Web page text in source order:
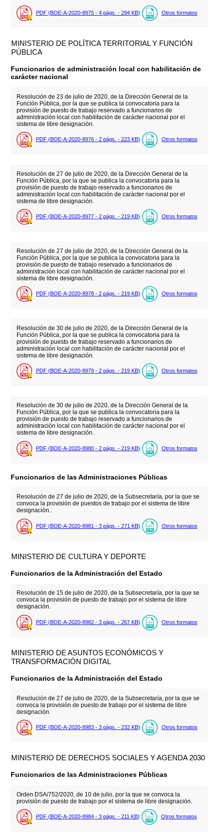
PDF (BOE-A-2020-8975 - 4 págs. - 294 KB) Otros formatos
MINISTERIO DE POLÍTICA TERRITORIAL Y FUNCIÓN
PÚBLICA
Funcionarios de administración local con habilitación de
carácter nacional
Resolución de 23 de julio de 2020, de la Dirección General de la
Función Pública, por la que se publica la convocatoria para la
provisión de puesto de trabajo reservado a funcionarios de
administración local con habilitación de carácter nacional por el
sistema de libre designación.
PDF (BOE-A-2020-8976 - 2 págs. - 223 KB) Otros formatos
Resolución de 27 de julio de 2020, de la Dirección General de la
Función Pública, por la que se publica la convocatoria para la
provisión de puesto de trabajo reservado a funcionarios de
administración local con habilitación de carácter nacional por el
sistema de libre designación.
PDF (BOE-A-2020-8977 - 2 págs. - 219 KB) Otros formatos
Resolución de 27 de julio de 2020, de la Dirección General de la
Función Pública, por la que se publica la convocatoria para la
provisión de puesto de trabajo reservado a funcionarios de
administración local con habilitación de carácter nacional por el
sistema de libre designación.
PDF (BOE-A-2020-8978 - 2 págs. - 219 KB) Otros formatos
Resolución de 30 de julio de 2020, de la Dirección General de la
Función Pública, por la que se publica la convocatoria para la
provisión de puesto de trabajo reservado a funcionarios de
administración local con habilitación de carácter nacional por el
sistema de libre designación.
PDF (BOE-A-2020-8979 - 2 págs. - 219 KB) Otros formatos
Resolución de 30 de julio de 2020, de la Dirección General de la
Función Pública, por la que se publica la convocatoria para la
provisión de puesto de trabajo reservado a funcionarios de
administración local con habilitación de carácter nacional por el
sistema de libre designación.
PDF (BOE-A-2020-8980 - 2 págs. - 219 KB) Otros formatos
Funcionarios de las Administraciones Públicas
Resolución de 27 de julio de 2020, de la Subsecretaría, por la que se
convoca la provisión de puestos de trabajo por el sistema de libre
designación..
PDF (BOE-A-2020-8981 - 3 págs. - 271 KB) Otros formatos
MINISTERIO DE CULTURA Y DEPORTE
Funcionarios de la Administración del Estado
Resolución de 15 de julio de 2020, de la Subsecretaría, por la que se
convoca la provisión de puesto de trabajo por el sistema de libre
designación.
PDF (BOE-A-2020-8982 - 3 págs. - 267 KB) Otros formatos
MINISTERIO DE ASUNTOS ECONÓMICOS Y
TRANSFORMACIÓN DIGITAL
Funcionarios de la Administración del Estado
Resolución de 27 de julio de 2020, de la Subsecretaría, por la que se
convoca la provisión de puesto de trabajo por el sistema de libre
designación.
PDF (BOE-A-2020-8983 - 3 págs. - 232 KB) Otros formatos
MINISTERIO DE DERECHOS SOCIALES Y AGENDA 2030
Funcionarios de las Administraciones Públicas
Orden DSA/752/2020, de 10 de julio, por la que se convoca la
provisión de puesto de trabajo por el sistema de libre designación.
PDF (BOE-A-2020-8984 - 3 págs. - 211 KB) Otros formatos